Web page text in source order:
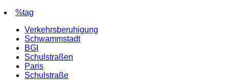
%tag
Verkehrsberuhigung
Schwammstadt
BGI
Schulstraßen
Paris
Schulstraße